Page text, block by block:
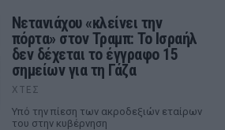
Νετανιάχου «κλείνει την
πόρτα» στον Τραμπ: Το Ισραήλ
δεν δέχεται το έγγραφο 15
σημείων για τη Γάζα
ΧΤΕΣ
Υπό την πίεση των ακροδεξιών εταίρων
του στην κυβέρνηση